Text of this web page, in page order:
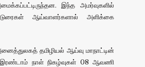
இந்த அமர்வுகளில்
ஆய்வாளர்களால் அளிக்கை
தமிழியல் ஆய்வு மாநாட்டின்
நாள் நிகழ்வுகள் 08 ஆவணி